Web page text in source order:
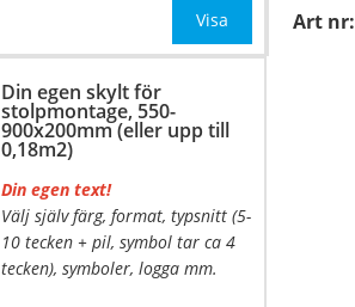
500-800x105mm (eller
…
Visa Art nr:
Din egen skylt för
stolpmontage, 550-
900x200mm (eller upp till
0,18m2)
Din egen text!
Välj själv färg, format, typsnitt (5-
10 tecken + pil, symbol tar ca 4
tecken), symboler, logga mm.